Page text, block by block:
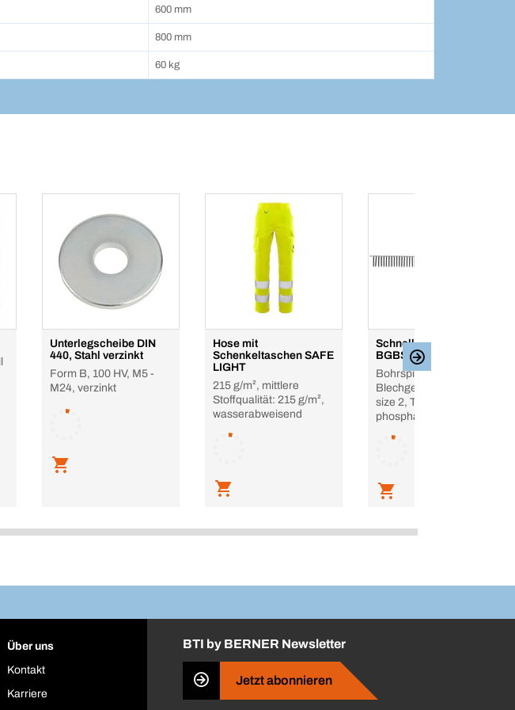
600 mm
800 mm
60 kg
Unterlegscheibe DIN
440, Stahl verzinkt
Form B, 100 HV, M5 -
M24, verzinkt
Hose mit
Schenkeltaschen SAFE
LIGHT
215 g/m², mittlere
Stoffqualität: 215 g/m²,
wasserabweisend
Schnellbauschraube
BGBS gegurtet
Bohrspitze,
Blechgewinde, Phillips
size 2, Trompetenkopf,
phosphatiert
Über uns
Kontakt
Karriere
BTI by BERNER Newsletter
Jetzt abonnieren